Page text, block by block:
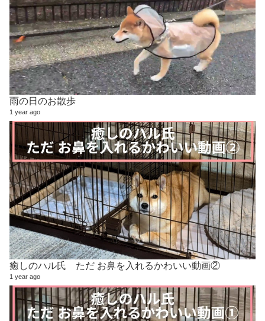
雨の日のお散歩
1 year ago
癒しのハル氏 ただ お鼻を入れるかわいい動画②
1 year ago